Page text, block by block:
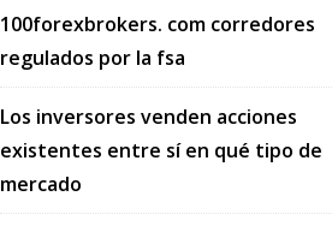
100forexbrokers. com corredores
regulados por la fsa
Los inversores venden acciones
existentes entre sí en qué tipo de
mercado